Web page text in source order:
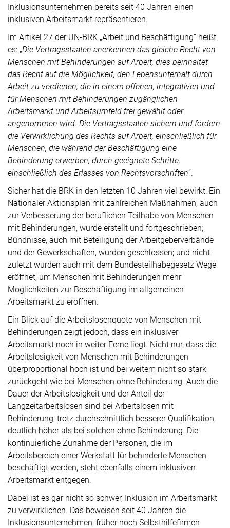
Inklusionsunternehmen bereits seit 40 Jahren einen
inklusiven Arbeitsmarkt repräsentieren.
Im Artikel 27 der UN-BRK „Arbeit und Beschäftigung“ heißt
es: „Die Vertragsstaaten anerkennen das gleiche Recht von
Menschen mit Behinderungen auf Arbeit; dies beinhaltet
das Recht auf die Möglichkeit, den Lebensunterhalt durch
Arbeit zu verdienen, die in einem offenen, integrativen und
für Menschen mit Behinderungen zugänglichen
Arbeitsmarkt und Arbeitsumfeld frei gewählt oder
angenommen wird. Die Vertragsstaaten sichern und fördern
die Verwirklichung des Rechts auf Arbeit, einschließlich für
Menschen, die während der Beschäftigung eine
Behinderung erwerben, durch geeignete Schritte,
einschließlich des Erlasses von Rechtsvorschriften“.
Sicher hat die BRK in den letzten 10 Jahren viel bewirkt: Ein
Nationaler Aktionsplan mit zahlreichen Maßnahmen, auch
zur Verbesserung der beruflichen Teilhabe von Menschen
mit Behinderungen, wurde erstellt und fortgeschrieben;
Bündnisse, auch mit Beteiligung der Arbeitgeberverbände
und der Gewerkschaften, wurden geschlossen; und nicht
zuletzt wurden auch mit dem Bundesteilhabegesetz Wege
eröffnet, um Menschen mit Behinderungen mehr
Möglichkeiten zur Beschäftigung im allgemeinen
Arbeitsmarkt zu eröffnen.
Ein Blick auf die Arbeitslosenquote von Menschen mit
Behinderungen zeigt jedoch, dass ein inklusiver
Arbeitsmarkt noch in weiter Ferne liegt. Nicht nur, dass die
Arbeitslosigkeit von Menschen mit Behinderungen
überproportional hoch ist und bei weitem nicht so stark
zurückgeht wie bei Menschen ohne Behinderung. Auch die
Dauer der Arbeitslosigkeit und der Anteil der
Langzeitarbeitslosen sind bei Arbeitslosen mit
Behinderung, trotz durchschnittlich besserer Qualifikation,
deutlich höher als bei solchen ohne Behinderung. Die
kontinuierliche Zunahme der Personen, die im
Arbeitsbereich einer Werkstatt für behinderte Menschen
beschäftigt werden, steht ebenfalls einem inklusiven
Arbeitsmarkt entgegen.
Dabei ist es gar nicht so schwer, Inklusion im Arbeitsmarkt
zu verwirklichen. Das beweisen seit 40 Jahren die
Inklusionsunternehmen, früher noch Selbsthilfefirmen